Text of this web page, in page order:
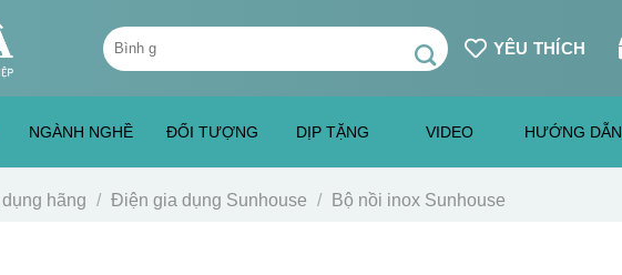
Tìm
kiếm:
YÊU THÍCH
NGÀNH NGHỀ ĐỐI TƯỢNG DỊP TẶNG VIDEO HƯỚNG DẪN
hãng / Điện gia dụng Sunhouse / Bộ nồi inox Sunhouse